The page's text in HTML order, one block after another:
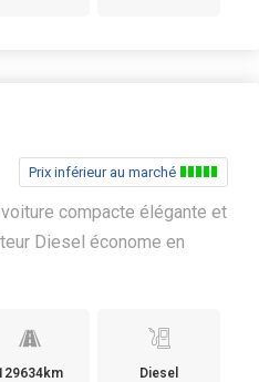
Prix inférieur au marché
compacte élégante et
Diesel économe en
Diesel